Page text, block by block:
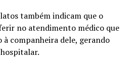
também indicam que o
no atendimento médico que
à companheira dele, gerando